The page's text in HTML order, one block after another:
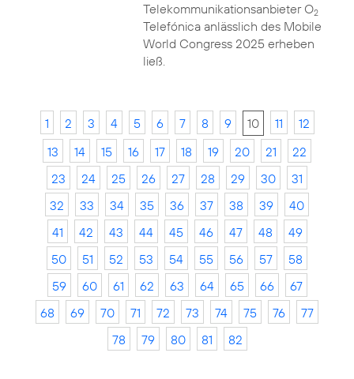
Telekommunikationsanbieter O2
Telefónica anlässlich des Mobile
World Congress 2025 erheben
ließ.
1 2 3 4 5 6 7 8 9 10 11
12
13
14 15 16 17 18 19 20 21
22
23
24 25 26 27 28 29 30
31
32
33 34 35 36 37 38 39
40
41
42 43 44 45 46 47 48
49
50
51 52 53 54 55 56 57
58
59
60 61 62 63 64 65 66
67
68
69 70 71 72 73 74 75 76
77
78
79 80 81 82